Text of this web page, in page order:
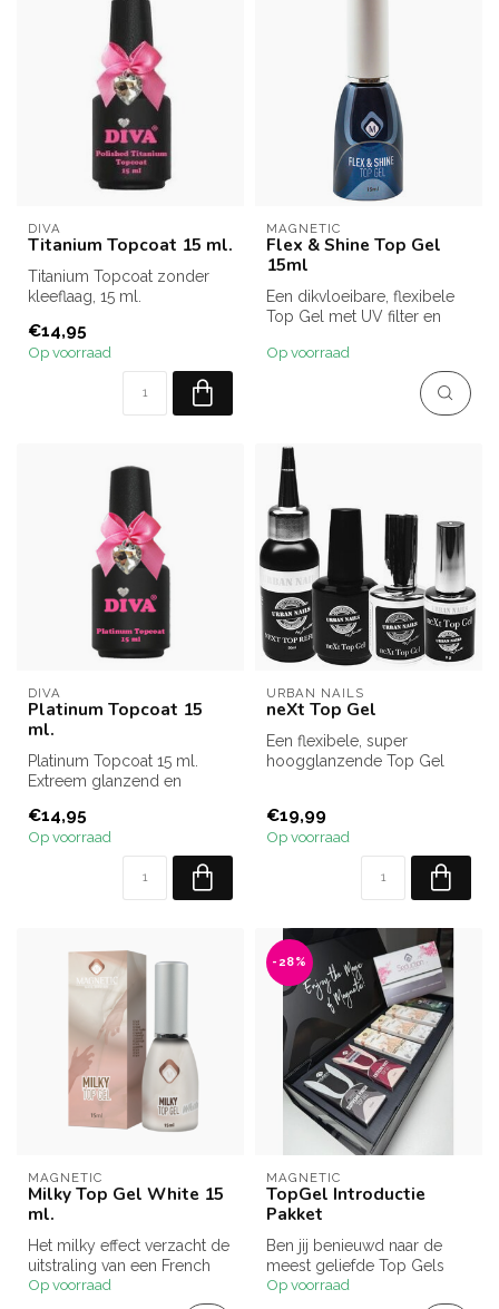
DIVA
Titanium Topcoat 15 ml.
Titanium Topcoat zonder
kleeflaag, 15 ml.
chipbestendig ...
€14,95
Op voorraad
MAGNETIC
Flex & Shine Top Gel
15ml
Een dikvloeibare, flexibele
Top Gel met UV filter en
Ideaal o...
Op voorraad
DIVA
Platinum Topcoat 15
ml.
Platinum Topcoat 15 ml.
Extreem glanzend en
filter, ...
€14,95
Op voorraad
URBAN NAILS
neXt Top Gel
Een flexibele, super
hoogglanzende Top Gel
€19,99
Op voorraad
MAGNETIC
Milky Top Gel White 15
ml.
Het milky effect verzacht de
uitstraling van een French
manicure en helpt kleine...
Op voorraad
-28%
MAGNETIC
TopGel Introductie
Pakket
Ben jij benieuwd naar de
meest geliefde Top Gels
van Magnetic? Het Top Gel
Op voorraad